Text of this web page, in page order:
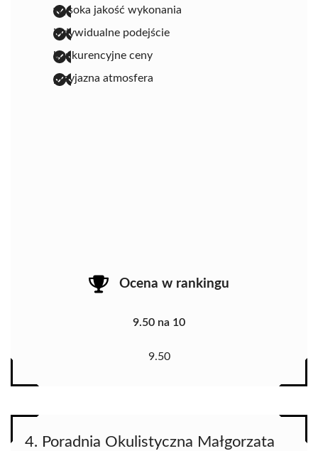
wysoka jakość wykonania
indywidualne podejście
konkurencyjne ceny
przyjazna atmosfera
Ocena w rankingu
9.50 na 10
9.50
4. Poradnia Okulistyczna Małgorzata